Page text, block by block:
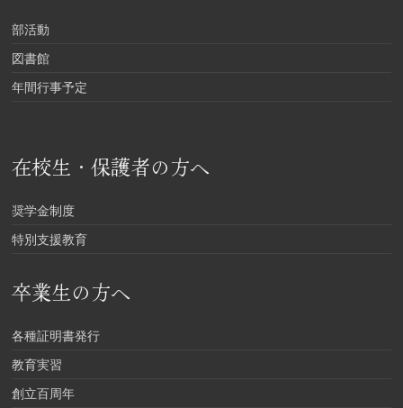
部活動
図書館
年間行事予定
在校生・保護者の方へ
奨学金制度
特別支援教育
卒業生の方へ
各種証明書発行
教育実習
創立百周年